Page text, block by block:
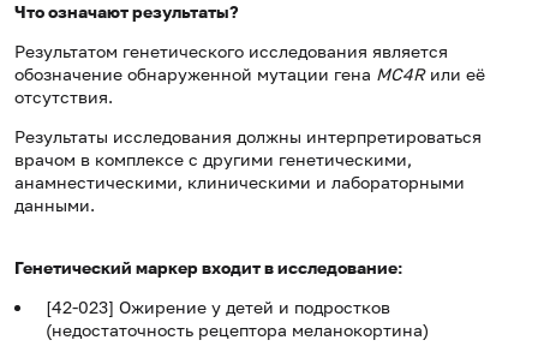
Что означают результаты?
Результатом генетического исследования является
обозначение обнаруженной мутации гена MC4Rили её
отсутствия.
Результаты исследования должны интерпретироваться
врачом в комплексе с другими генетическими,
анамнестическими, клиническими и лабораторными
данными.
Генетический маркер входит в исследование:
[42-023] Ожирение у детей и подростков
(недостаточность рецептора меланокортина)